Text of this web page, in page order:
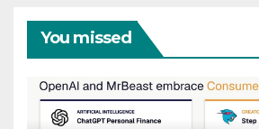
You missed